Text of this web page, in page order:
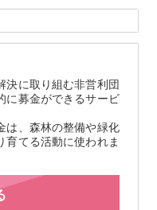
決に取り組む非営利団
に募金ができるサービ
は、森林の整備や緑化
育てる活動に使われま